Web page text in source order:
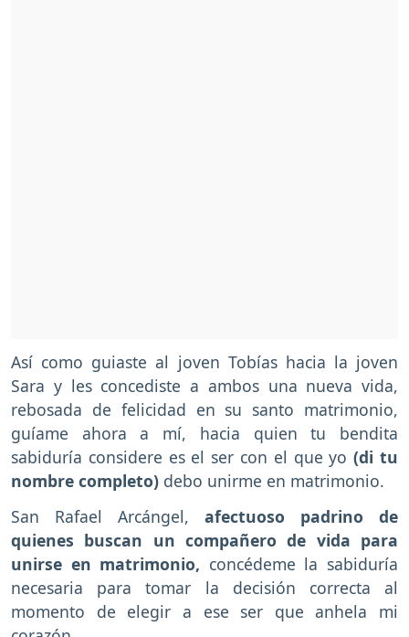
Así como guiaste al joven Tobías hacia la joven
Sara y les concediste a ambos una nueva vida,
rebosada de felicidad en su santo matrimonio,
guíame ahora a mí, hacia quien tu bendita
sabiduría considere es el ser con el que yo (di tu
nombre completo) debo unirme en matrimonio.
San Rafael Arcángel, afectuoso padrino de
quienes buscan un compañero de vida para
unirse en matrimonio, concédeme la sabiduría
necesaria para tomar la decisión correcta al
momento de elegir a ese ser que anhela mi